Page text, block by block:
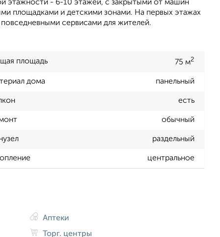
этажности - 6-10 этажей, с закрытыми от машин
площадками и детскими зонами. На первых этажах
сервисами для жителей.
площадь 75 м2
дома панельный
есть
обычный
раздельный
центральное
Аптеки
Торг. центры